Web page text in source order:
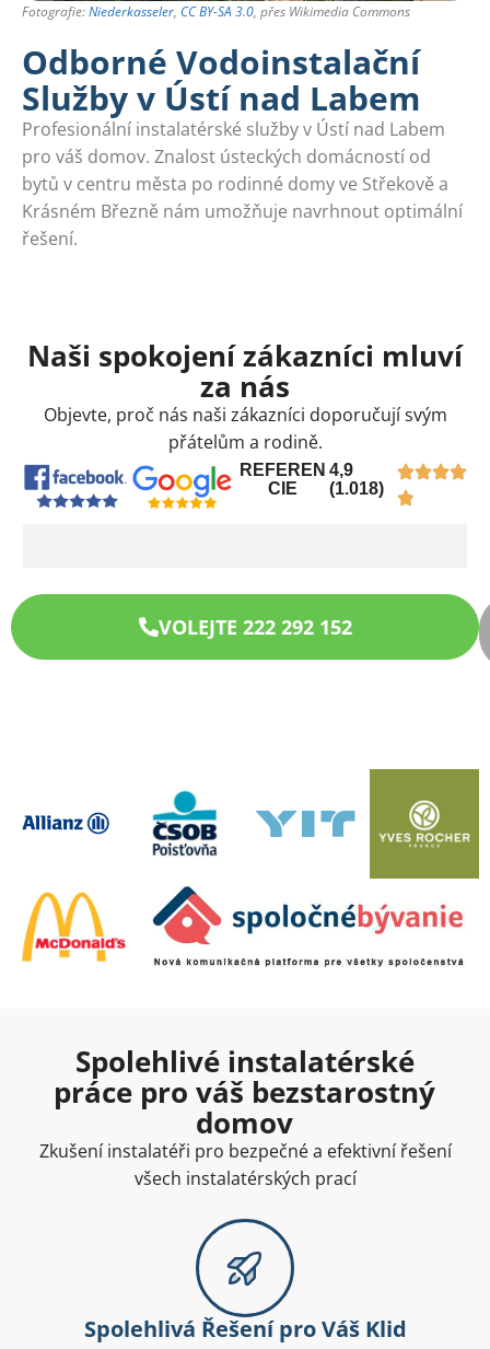
Fotografie:Niederkasseler, CC BY-SA 3.0, přes Wikimedia Commons
Odborné Vodoinstalační
Služby v Ústí nad Labem
Profesionální instalatérské služby v Ústí nad Labem
pro váš domov. Znalost ústeckých domácností od
bytů v centru města po rodinné domy ve Střekově a
Krásném Březně nám umožňuje navrhnout optimální
řešení.
Naši spokojení zákazníci mluví
za nás
Objevte, proč nás naši zákazníci doporučují svým
přátelům a rodině.
REFEREN
CIE
4,9
(1.018)
VOLEJTE 222 292 152
Spolehlivé instalatérské
práce pro váš bezstarostný
domov
Zkušení instalatéři pro bezpečné a efektivní řešení
všech instalatérských prací
Spolehlivá Řešení pro Váš Klid